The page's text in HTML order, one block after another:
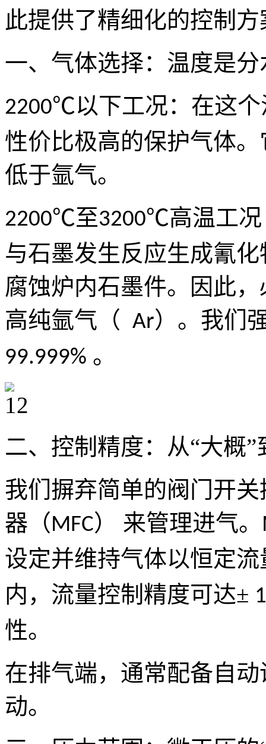
此提供了精细化的控制方
一、气体选择：温度是分
2200℃以下工况：在这个
性价比极高的保护气体
低于氩气。
2200℃至3200℃高温工况
与石墨发生反应生成氰
腐蚀炉内石墨件。因此
高纯氩气（
Ar）。我们
99.999% 。
二、控制精度：从“大概”
我们摒弃简单的阀门开
器（MFC） 来管理进气。
设定并维持气体以恒定
内，流量控制精度可达±
性。
在排气端，通常配备自
动。